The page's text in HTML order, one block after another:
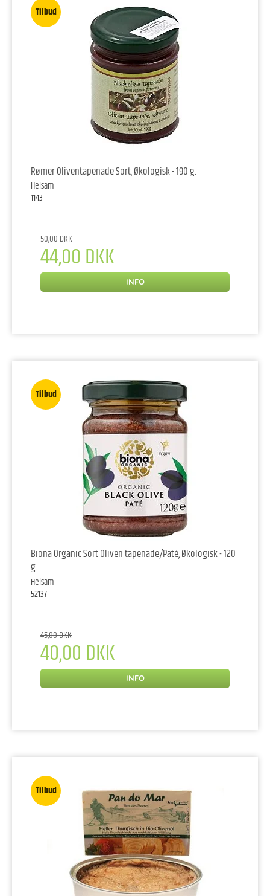
Tilbud
Rømer Oliventapenade Sort, Økologisk - 190 g.
Helsam
1143
50,00 DKK
44,00 DKK
INFO
Tilbud
Biona Organic Sort Oliven tapenade/Paté, Økologisk - 120
g.
Helsam
52137
45,00 DKK
40,00 DKK
INFO
Tilbud